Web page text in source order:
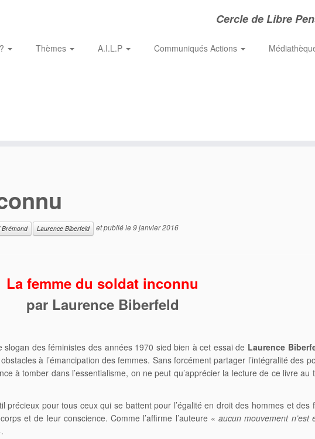
Cercle de Libre
Thèmes A.I.L.P Communiqués Actions
Brémond Laurence Biberfeld et publié le9 janvier 2016
La femme du soldat inconnu
par Laurence Biberfeld
slogan des féministes des années 1970 sied bien à cet essai de Laurence
à l’émancipation des femmes. Sans forcément partager l’intégralité des
à tomber dans l’essentialisme, on ne peut qu’apprécier la lecture de ce livre au
précieux pour tous ceux qui se battent pour l’égalité en droit des hommes et
et de leur conscience. Comme l’affirme l’auteure «aucun mouvement n’est